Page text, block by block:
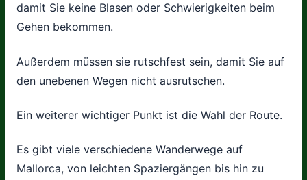
damit Sie keine Blasen oder Schwierigkeiten beim
Gehen bekommen.
Außerdem müssen sie rutschfest sein, damit Sie auf
den unebenen Wegen nicht ausrutschen.
Ein weiterer wichtiger Punkt ist die Wahl der Route.
Es gibt viele verschiedene Wanderwege auf
Mallorca, von leichten Spaziergängen bis hin zu